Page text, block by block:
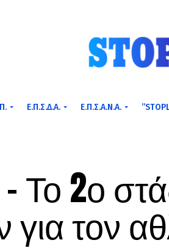
Ε.Π.Σ.Δ.Α. Ε.Π.Σ.Α.Ν.Α.
Το 2ο
τον